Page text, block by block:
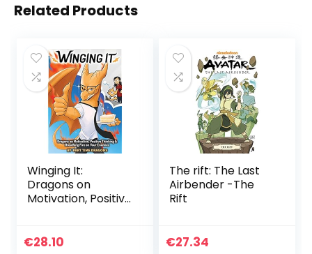
Related Products
Winging It:
Dragons on
Motivation, Positive
Your Enemies
€28.10
The rift: The Last
Airbender -The
Rift
€27.34